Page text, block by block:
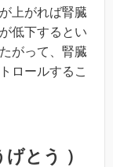
上がれば腎臓
低下するとい
がって、腎臓
ロールするこ
とう ）